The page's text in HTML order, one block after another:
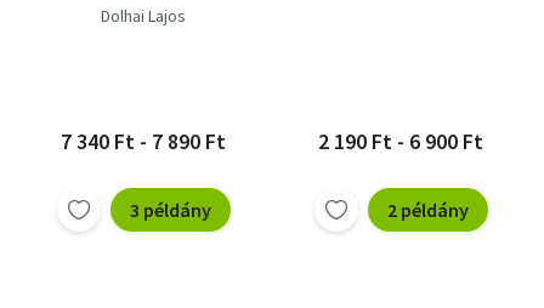
Dolhai Lajos
7 340 Ft - 7 890 Ft
3 példány
2 190 Ft - 6 900 Ft
2 példány